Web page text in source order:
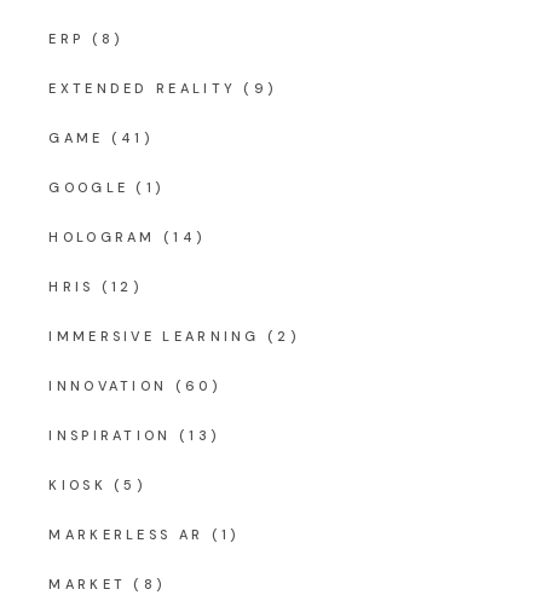
ERP (8)
EXTENDED REALITY (9)
GAME (41)
GOOGLE (1)
HOLOGRAM (14)
HRIS (12)
IMMERSIVE LEARNING (2)
INNOVATION (60)
INSPIRATION (13)
KIOSK (5)
MARKERLESS AR (1)
MARKET (8)